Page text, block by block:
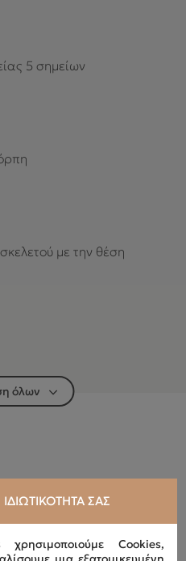
όλων
5 σημείων
με την θέση
ΣΑΣ
Cookies,